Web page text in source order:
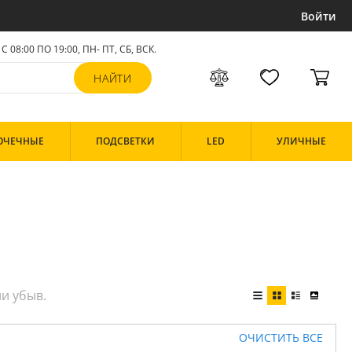
Войти
С 08:00 ПО 19:00, ПН- ПТ, СБ, ВСК.
ПОДСВЕТКИ LED УЛИЧНЫЕ
ОЧИСТИТЬ ВСЕ